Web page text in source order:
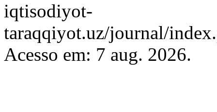
iqtisodiyot-
taraqqiyot.uz/journal/
Acesso em: 7 aug. 2026.